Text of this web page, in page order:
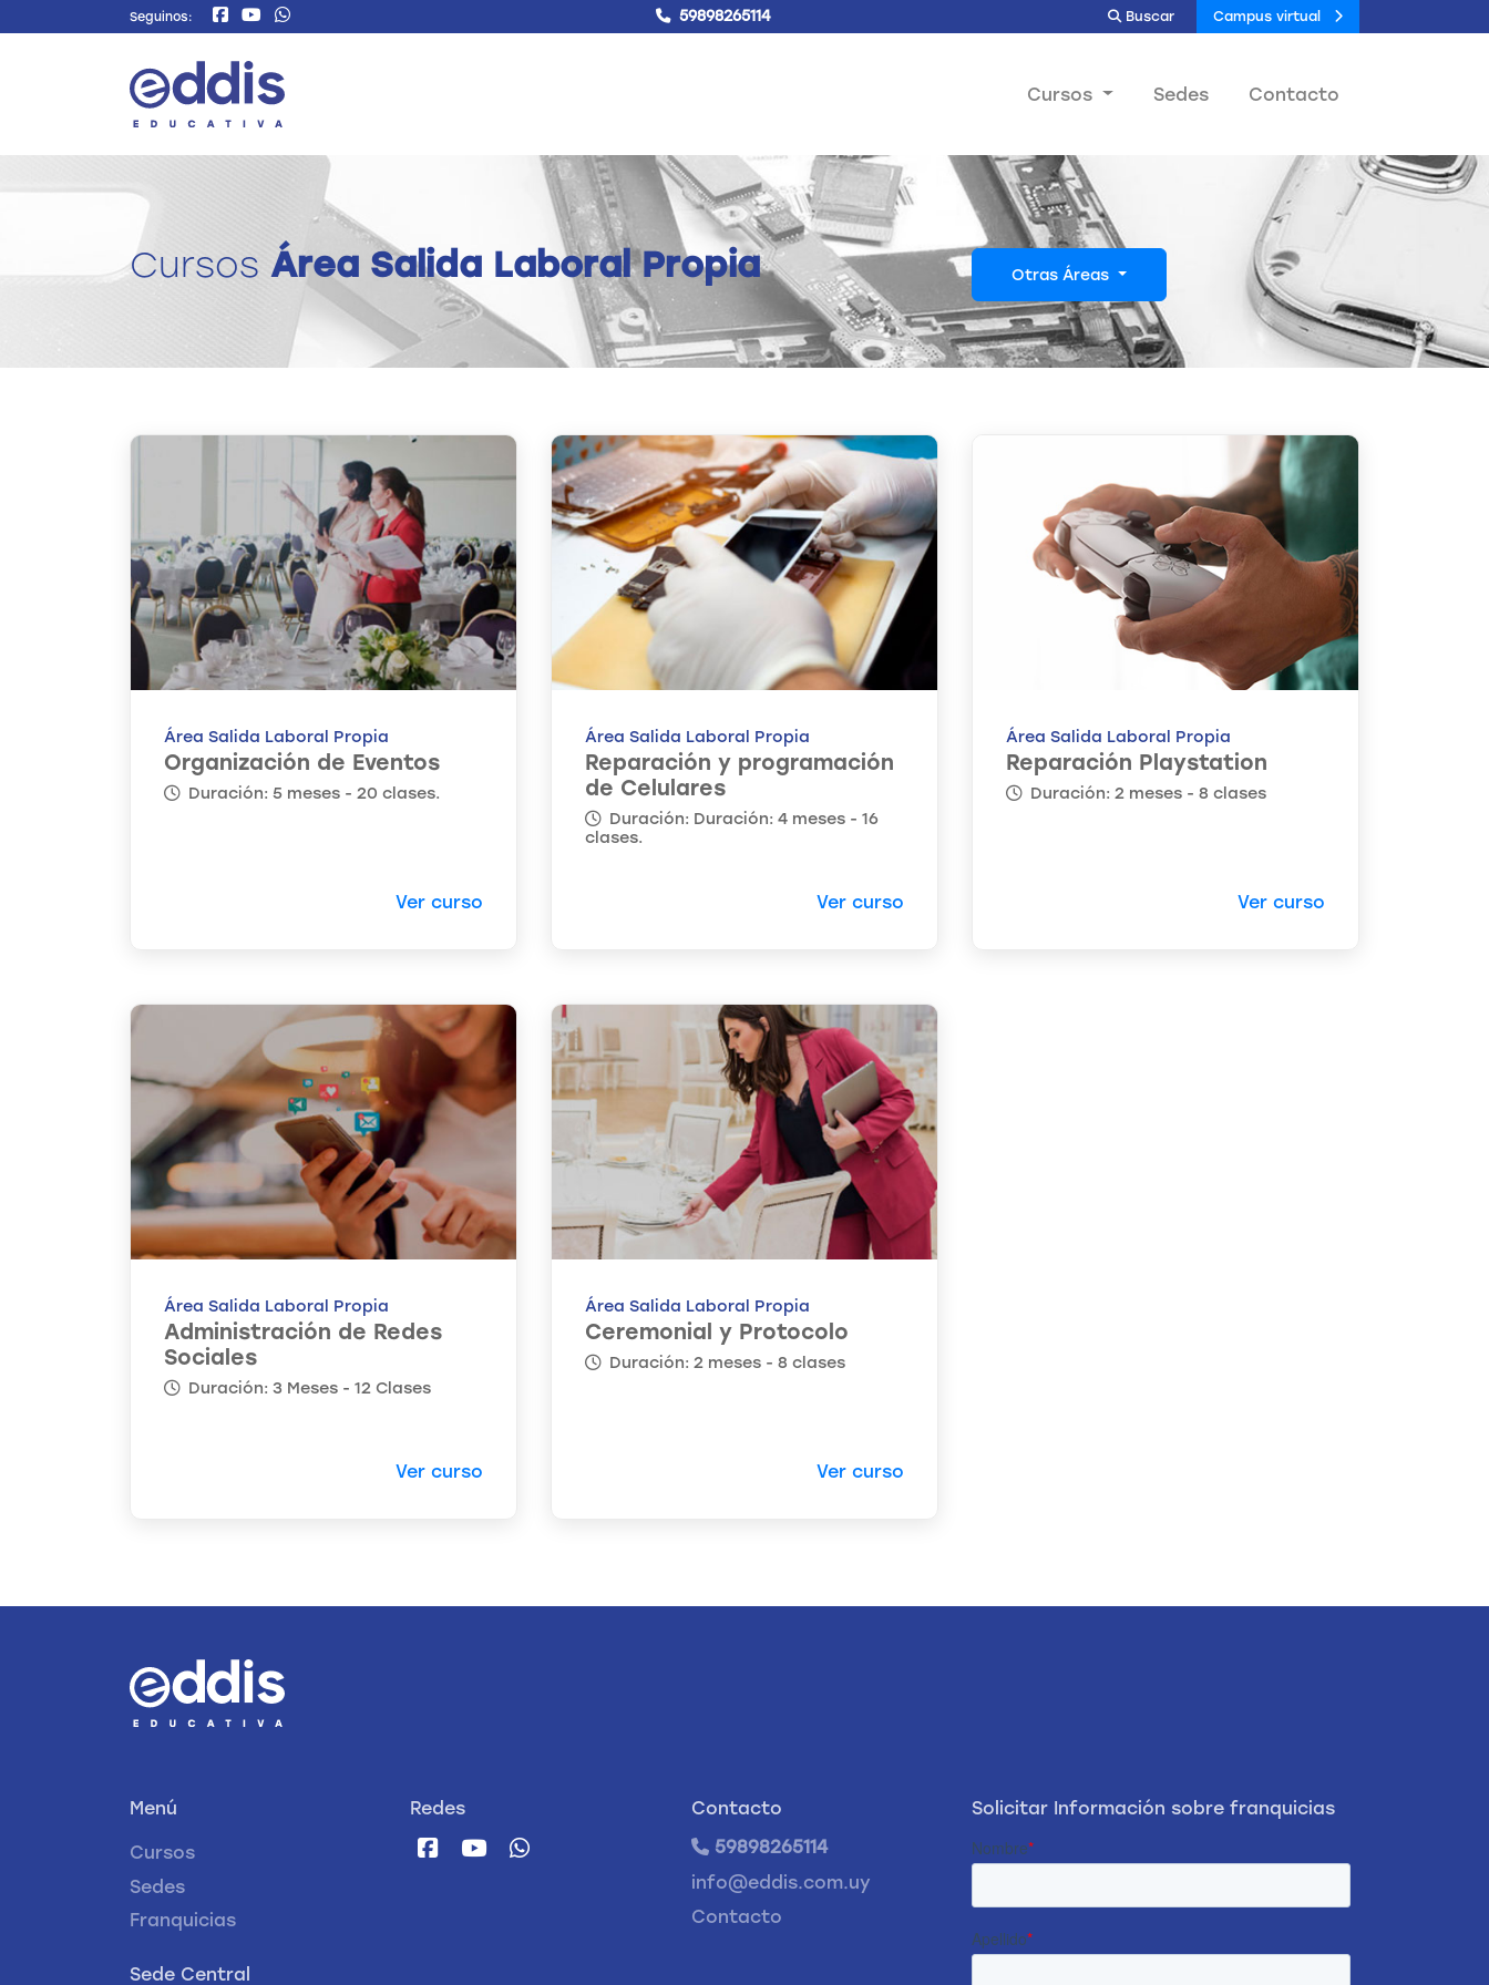
Seguinos: 59898265114 Buscar Campus virtual
Cursos Sedes Contacto
Cursos Área Salida Laboral Propia Otras Áreas
Área Salida Laboral Propia
Organización de Eventos
Duración: 5 meses - 20 clases.
Ver curso
Área Salida Laboral Propia
Reparación y programación
de Celulares
Duración: Duración: 4 meses - 16
clases.
Ver curso
Área Salida Laboral Propia
Reparación Playstation
Duración: 2 meses - 8 clases
Ver curso
Área Salida Laboral Propia
Administración de Redes
Sociales
Duración: 3 Meses - 12 Clases
Ver curso
Área Salida Laboral Propia
Ceremonial y Protocolo
Duración: 2 meses - 8 clases
Ver curso
Menú
Cursos
Sedes
Franquicias
Redes
Contacto
59898265114
info@eddis.com.uy
Contacto
Sede Central
Solicitar Información sobre franquicias